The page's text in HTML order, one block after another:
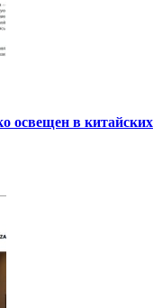
освещен в китайских